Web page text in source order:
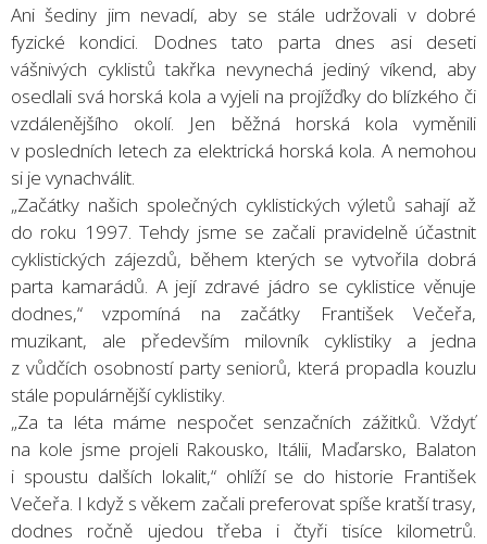
Ani šediny jim nevadí, aby se stále udržovali v dobré
fyzické kondici. Dodnes tato parta dnes asi deseti
vášnivých cyklistů takřka nevynechá jediný víkend, aby
osedlali svá horská kola a vyjeli na projížďky do blízkého či
vzdálenějšího okolí. Jen běžná horská kola vyměnili
v posledních letech za elektrická horská kola. A nemohou
si je vynachválit.
„Začátky našich společných cyklistických výletů sahají až
do roku 1997. Tehdy jsme se začali pravidelně účastnit
cyklistických zájezdů, během kterých se vytvořila dobrá
parta kamarádů. A její zdravé jádro se cyklistice věnuje
dodnes,“ vzpomíná na začátky František Večeřa,
muzikant, ale především milovník cyklistiky a jedna
z vůdčích osobností party seniorů, která propadla kouzlu
stále populárnější cyklistiky.
„Za ta léta máme nespočet senzačních zážitků. Vždyť
na kole jsme projeli Rakousko, Itálii, Maďarsko, Balaton
i spoustu dalších lokalit,“ ohlíží se do historie František
Večeřa. I když s věkem začali preferovat spíše kratší trasy,
dodnes ročně ujedou třeba i čtyři tisíce kilometrů.